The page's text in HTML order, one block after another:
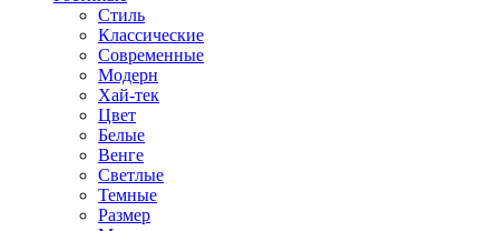
Стиль
Классические
Современные
Модерн
Хай-тек
Цвет
Белые
Венге
Светлые
Темные
Размер